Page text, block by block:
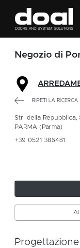
Negozio di
RIPETI LA RICERCA
Str. della Repubblica,
PARMA (Parma)
+39 0521 386481